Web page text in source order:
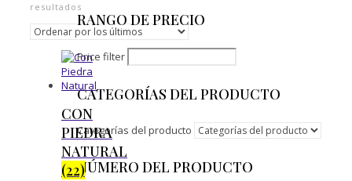
resultados
Ordenado
por
últimos
CON
PIEDRA
NATURAL
(22)
RANGO DE PRECIO
Price filter
CATEGORÍAS DEL PRODUCTO
Categorías del producto
NÚMERO DEL PRODUCTO